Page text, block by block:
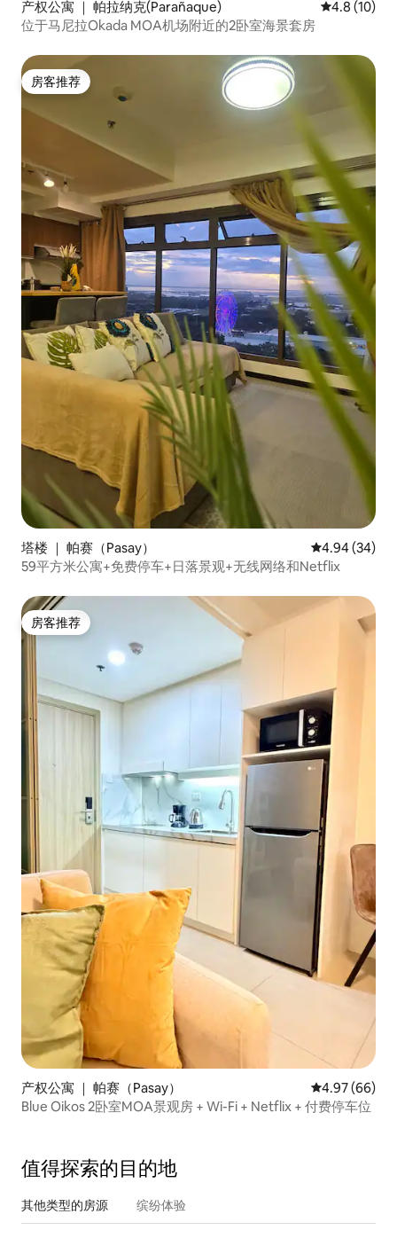
产权公寓 ｜ 帕拉纳克(Parañaque) 平均评分
4.8 (10)
位于马尼拉Okada MOA机场附近的2卧室海景套房
房客推荐
房客推荐
塔楼 ｜ 帕赛（Pasay） 平均评分 4.94
4.94 (34)
59平方米公寓+免费停车+日落景观+无线网络和Netflix
房客推荐
房客推荐
产权公寓 ｜ 帕赛（Pasay） 平均评分 4.97
4.97 (66)
Blue Oikos 2卧室MOA景观房 + Wi-Fi + Netflix + 付费停车位
值得探索的目的地
其他类型的房源 缤纷体验